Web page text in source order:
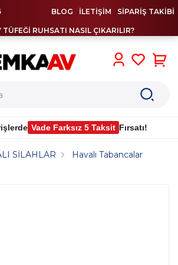
BLOG İLETİŞİM SİPARİŞ TAKİBİ
TÜFEĞİ RUHSATI NASIL ÇIKARILIR?
Vade Farksız 5 Taksit Fırsatı!
SİLAHLAR
Havalı Tabancalar